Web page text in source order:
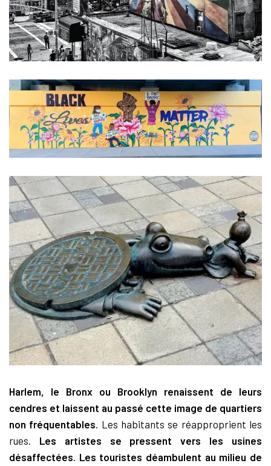
Harlem, le Bronx ou Brooklyn renaissent de leurs
cendres et laissent au passé cette image de quartiers
non fréquentables . Les habitants se réapproprient les
rues. Les artistes se pressent vers les usines
désaffectées Les touristes déambulent au milieu de